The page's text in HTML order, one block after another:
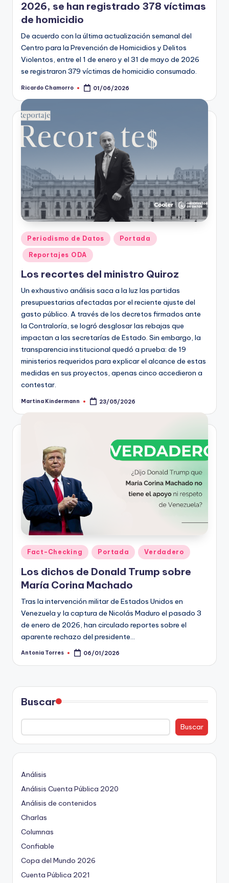
2026, se han registrado 378 víctimas
de homicidio
De acuerdo con la última actualización semanal del
Centro para la Prevención de Homicidios y Delitos
Violentos, entre el 1 de enero y el 31 de mayo de 2026
se registraron 379 víctimas de homicidio consumado.
Publicado
Ricardo Chamorro 01/06/2026
Publicado
en
Periodismo de Datos Portada
Reportajes ODA
Los recortes del ministro Quiroz
Un exhaustivo análisis saca a la luz las partidas
presupuestarias afectadas por el reciente ajuste del
gasto público. A través de los decretos firmados ante
la Contraloría, se logró desglosar las rebajas que
impactan a las secretarías de Estado. Sin embargo, la
transparencia institucional quedó a prueba: de 19
ministerios requeridos para explicar el alcance de estas
medidas en sus proyectos, apenas cinco accedieron a
contestar.
Publicado
Martina Kindermann 23/05/2026
Publicado
en
Fact-Checking Portada Verdadero
Los dichos de Donald Trump sobre
María Corina Machado
Tras la intervención militar de Estados Unidos en
Venezuela y la captura de Nicolás Maduro el pasado 3
de enero de 2026, han circulado reportes sobre el
aparente rechazo del presidente…
Publicado
Antonia Torres 06/01/2026
Buscar
Buscar
Análisis
Análisis Cuenta Pública 2020
Análisis de contenidos
Charlas
Columnas
Confiable
Copa del Mundo 2026
Cuenta Pública 2021